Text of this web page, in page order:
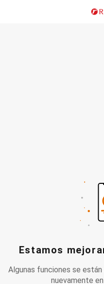
Estamos
Algunas funciones se
nuevamente